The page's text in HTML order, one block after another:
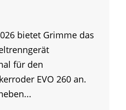
bietet Grimme das
für den
EVO 260 an.